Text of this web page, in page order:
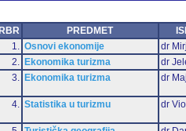
PREDMET
1.
Osnovi ekonomije
dr
2.
Ekonomika turizma
dr
3.
Ekonomika turizma dr
4. Statistika u turizmu dr